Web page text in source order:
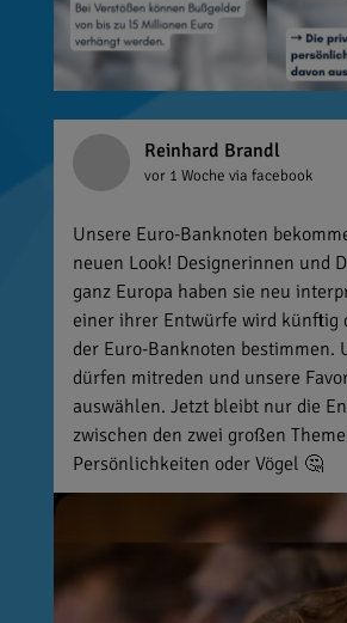
Reinhard Brandl
vor 1 Woche via facebook
Unsere Euro-Banknoten
neuen Look! Designerinnen und
ganz Europa haben sie neu
einer ihrer Entwürfe wird künftig
der Euro-Banknoten bestimmen.
dürfen mitreden und unsere
auswählen. Jetzt bleibt nur die
zwischen den zwei großen
Persönlichkeiten oder Vögel 🤔